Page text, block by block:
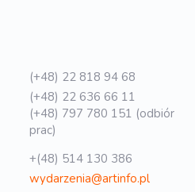
(+48) 22 818 94 68
(+48) 22 636 66 11
(+48) 797 780 151 (odbiór
prac)
+(48) 514 130 386
wydarzenia@artinfo.pl